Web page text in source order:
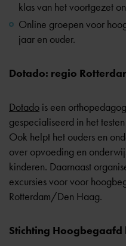
klas van het voortgezet
Online groepen voor
jaar en ouder.
Dotado: regio
Dotado is een
gespecialiseerd in het
Ook helpt het ouders en
over opvoeding en
kinderen. Daarnaast
excursies voor voor
Rotterdam/Den Haag.
Stichting